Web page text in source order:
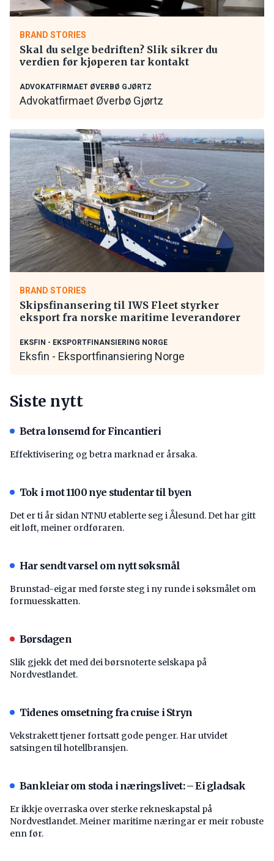
BRAND STORIES
Skal du selge bedriften? Slik sikrer du
verdien før kjøperen tar kontakt
ADVOKATFIRMAET ØVERBØ GJØRTZ
Advokatfirmaet Øverbø Gjørtz
BRAND STORIES
Skipsfinansering til IWS Fleet styrker
eksport fra norske maritime leverandører
EKSFIN - EKSPORTFINANSIERING NORGE
Eksfin - Eksportfinansiering Norge
Siste nytt
Betra lønsemd for Fincantieri
Effektivisering og betra marknad er årsaka.
Tok i mot 1100 nye studentar til byen
Det er ti år sidan NTNU etablerte seg i Ålesund. Det har gitt
eit løft, meiner ordføraren.
Har sendt varsel om nytt søksmål
Brunstad-eigar med første steg i ny runde i søksmålet om
formuesskatten.
Børsdagen
Slik gjekk det med dei børsnoterte selskapa på
Nordvestlandet.
Tidenes omsetning fra cruise i Stryn
Vekstrakett tjener fortsatt gode penger. Har utvidet
satsingen til hotellbransjen.
Bankleiar om stoda i næringslivet: – Ei gladsak
Er ikkje overraska over sterke rekneskapstal på
Nordvestlandet. Meiner maritime næringar er meir robuste
enn før.